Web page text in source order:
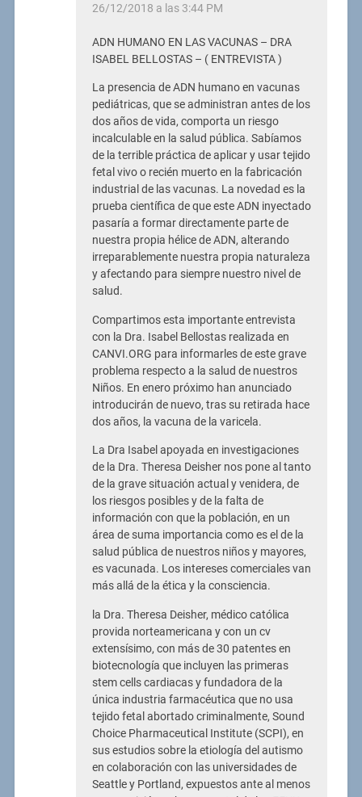
26/12/2018 a las 3:44 PM
ADN HUMANO EN LAS VACUNAS – DRA
ISABEL BELLOSTAS – ( ENTREVISTA )
La presencia de ADN humano en vacunas
pediátricas, que se administran antes de los
dos años de vida, comporta un riesgo
incalculable en la salud pública. Sabíamos
de la terrible práctica de aplicar y usar tejido
fetal vivo o recién muerto en la fabricación
industrial de las vacunas. La novedad es la
prueba científica de que este ADN inyectado
pasaría a formar directamente parte de
nuestra propia hélice de ADN, alterando
irreparablemente nuestra propia naturaleza
y afectando para siempre nuestro nivel de
salud.
Compartimos esta importante entrevista
con la Dra. Isabel Bellostas realizada en
CANVI.ORG para informarles de este grave
problema respecto a la salud de nuestros
Niños. En enero próximo han anunciado
introducirán de nuevo, tras su retirada hace
dos años, la vacuna de la varicela.
La Dra Isabel apoyada en investigaciones
de la Dra. Theresa Deisher nos pone al tanto
de la grave situación actual y venidera, de
los riesgos posibles y de la falta de
información con que la población, en un
área de suma importancia como es el de la
salud pública de nuestros niños y mayores,
es vacunada. Los intereses comerciales van
más allá de la ética y la consciencia.
la Dra. Theresa Deisher, médico católica
provida norteamericana y con un cv
extensísimo, con más de 30 patentes en
biotecnología que incluyen las primeras
stem cells cardiacas y fundadora de la
única industria farmacéutica que no usa
tejido fetal abortado criminalmente, Sound
Choice Pharmaceutical Institute (SCPI), en
sus estudios sobre la etiología del autismo
en colaboración con las universidades de
Seattle y Portland, expuestos ante al menos